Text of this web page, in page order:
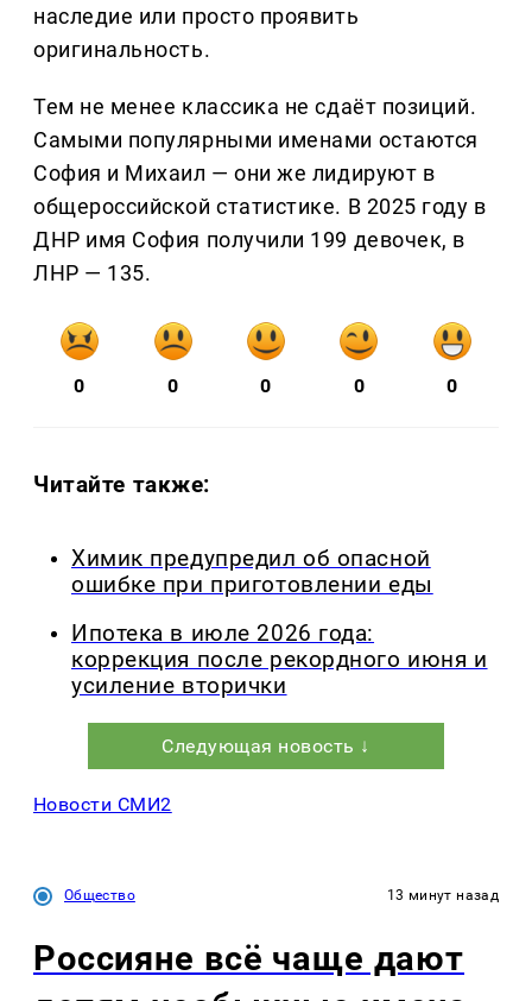
наследие или просто проявить
оригинальность.
Тем не менее классика не сдаёт позиций.
Самыми популярными именами остаются
София и Михаил — они же лидируют в
общероссийской статистике. В 2025 году в
ДНР имя София получили 199 девочек, в
ЛНР — 135.
0 0 0 0 0
Читайте также:
Химик предупредил об опасной
ошибке при приготовлении еды
Ипотека в июле 2026 года:
коррекция после рекордного июня и
усиление вторички
Следующая новость ↓
Новости СМИ2
Общество 13 минут назад
Россияне всё чаще дают